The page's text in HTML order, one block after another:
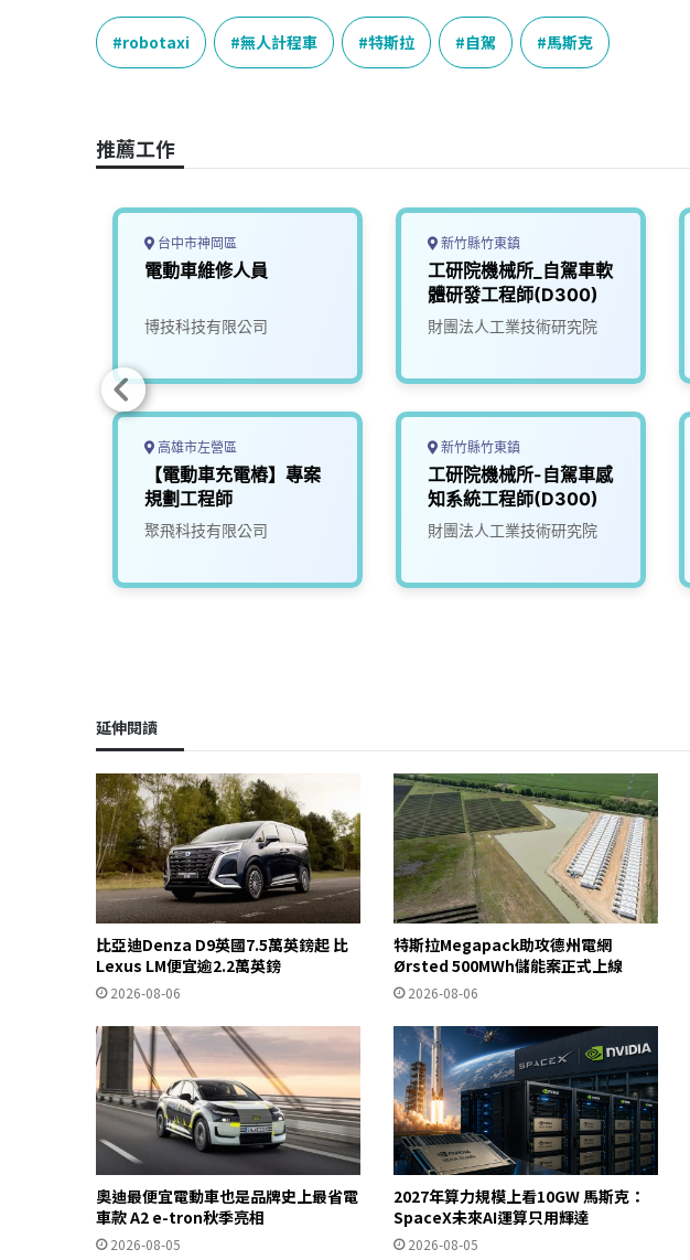
c
e
b
k
n
e
r
e
a
n
k
e
p
y
L
robotaxi 無人計程車 特斯拉 自駕 馬斯克
推薦工作
台中市神岡區
電動車維修人員
博技科技有限公司
高雄市左營區
【電動車充電樁】專案
規劃工程師
聚飛科技有限公司
新竹縣竹東鎮
工研院機械所_自駕車軟
體研發工程師(D300)
財團法人工業技術研究院
新竹縣竹東鎮
工研院機械所-自駕車感
知系統工程師(D300)
財團法人工業技術研究院
延伸閱讀
比亞迪Denza D9英國7.5萬英鎊起 比
Lexus LM便宜逾2.2萬英鎊
2026-08-06
特斯拉Megapack助攻德州電網
Ørsted 500MWh儲能案正式上線
2026-08-06
奧迪最便宜電動車也是品牌史上最省電
車款 A2 e-tron秋季亮相
2026-08-05
2027年算力規模上看10GW 馬斯克：
SpaceX未來AI運算只用輝達
2026-08-05